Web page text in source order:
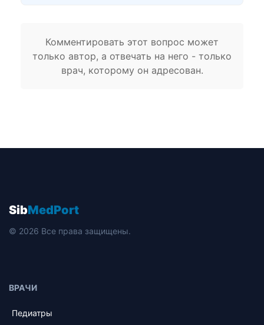
Комментировать этот вопрос может
только автор, а отвечать на него - только
врач, которому он адресован.
SibMedPort
© 2026 Все права защищены.
ВРАЧИ
Педиатры